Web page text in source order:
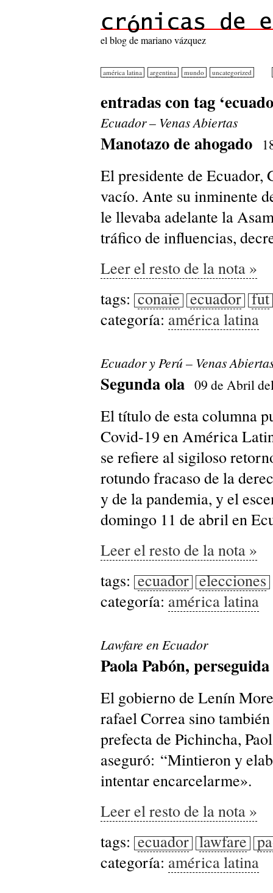
el blog de mariano vázquez
américa latina argentina mundo uncategorized
entradas con tag
Ecuador – Venas Abiertas
Manotazo de ahogado
El presidente de
vacío. Ante su inminente
le llevaba adelante la
tráfico de influencias,
Leer el resto de la nota »
tags: conaie ecuador fut
categoría: américa latina
Ecuador y Perú – Venas
Segunda ola 09 de Abril
El título de esta columna
Covid-19 en América
se refiere al sigiloso
rotundo fracaso de la
y de la pandemia, y el
domingo 11 de abril en
Leer el resto de la nota »
tags: ecuador elecciones
categoría: américa latina
Lawfare en Ecuador
Paola Pabón,
El gobierno de Lenín
rafael Correa sino también
prefecta de Pichincha,
aseguró: “Mintieron y
intentar encarcelarme».
Leer el resto de la nota »
tags: ecuador lawfare
categoría: américa latina